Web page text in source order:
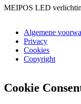
MEIPOS LED
Algemene
Privacy
Cookies
Copyright
Cookie